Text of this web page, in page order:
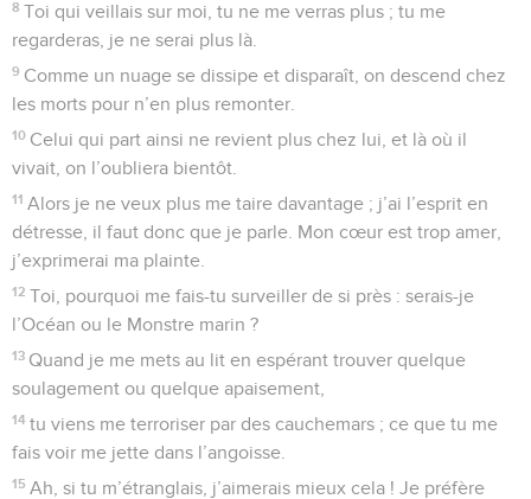
8 Toi qui veillais sur moi, tu ne me verras plus ; tu me
regarderas, je ne serai plus là.
9 Comme un nuage se dissipe et disparaît, on descend chez
les morts pour n’en plus remonter.
10 Celui qui part ainsi ne revient plus chez lui, et là où il
vivait, on l’oubliera bientôt.
11 Alors je ne veux plus me taire davantage ; j’ai l’esprit en
détresse, il faut donc que je parle. Mon cœur est trop amer,
j’exprimerai ma plainte.
12 Toi, pourquoi me fais-tu surveiller de si près : serais-je
l’Océan ou le Monstre marin ?
13 Quand je me mets au lit en espérant trouver quelque
soulagement ou quelque apaisement,
14 tu viens me terroriser par des cauchemars ; ce que tu me
fais voir me jette dans l’angoisse.
15 Ah, si tu m’étranglais, j’aimerais mieux cela ! Je préfère